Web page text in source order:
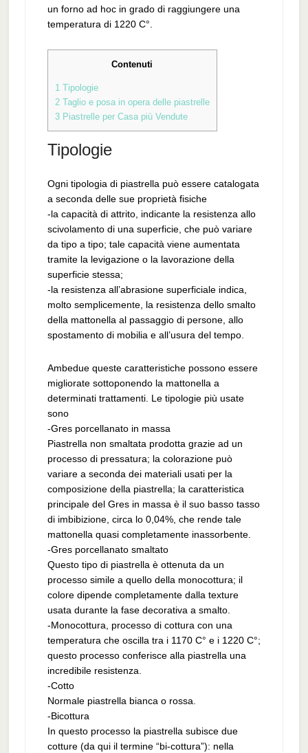
un forno ad hoc in grado di raggiungere una
temperatura di 1220 C°.
Contenuti
1Tipologie
2Taglio e posa in opera delle piastrelle
3Piastrelle per Casa più Vendute
Tipologie
Ogni tipologia di piastrella può essere catalogata
a seconda delle sue proprietà fisiche
-la capacità di attrito, indicante la resistenza allo
scivolamento di una superficie, che può variare
da tipo a tipo; tale capacità viene aumentata
tramite la levigazione o la lavorazione della
superficie stessa;
-la resistenza all’abrasione superficiale indica,
molto semplicemente, la resistenza dello smalto
della mattonella al passaggio di persone, allo
spostamento di mobilia e all’usura del tempo.
Ambedue queste caratteristiche possono essere
migliorate sottoponendo la mattonella a
determinati trattamenti. Le tipologie più usate
sono
-Gres porcellanato in massa
Piastrella non smaltata prodotta grazie ad un
processo di pressatura; la colorazione può
variare a seconda dei materiali usati per la
composizione della piastrella; la caratteristica
principale del Gres in massa è il suo basso tasso
di imbibizione, circa lo 0,04%, che rende tale
mattonella quasi completamente inassorbente.
-Gres porcellanato smaltato
Questo tipo di piastrella è ottenuta da un
processo simile a quello della monocottura; il
colore dipende completamente dalla texture
usata durante la fase decorativa a smalto.
-Monocottura, processo di cottura con una
temperatura che oscilla tra i 1170 C° e i 1220 C°;
questo processo conferisce alla piastrella una
incredibile resistenza.
-Cotto
Normale piastrella bianca o rossa.
-Bicottura
In questo processo la piastrella subisce due
cotture (da qui il termine “bi-cottura”): nella